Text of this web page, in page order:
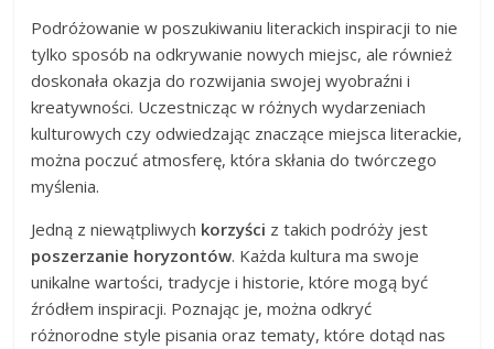
Podróżowanie w poszukiwaniu literackich inspiracji to nie
tylko sposób na odkrywanie nowych miejsc, ale również
doskonała okazja do rozwijania swojej wyobraźni i
kreatywności. Uczestnicząc w różnych wydarzeniach
kulturowych czy odwiedzając znaczące miejsca literackie,
można poczuć atmosferę, która skłania do twórczego
myślenia.
Jedną z niewątpliwych korzyści z takich podróży jest
poszerzanie horyzontów. Każda kultura ma swoje
unikalne wartości, tradycje i historie, które mogą być
źródłem inspiracji. Poznając je, można odkryć
różnorodne style pisania oraz tematy, które dotąd nas